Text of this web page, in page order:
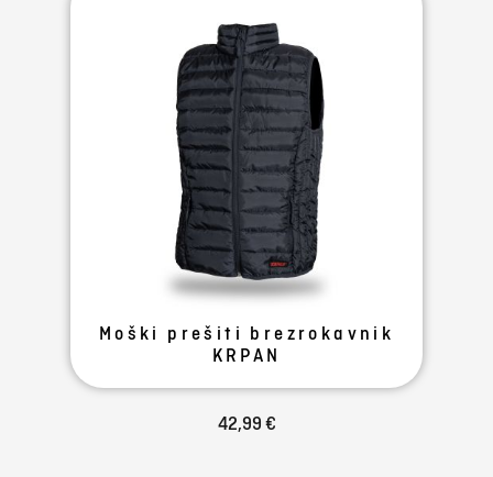
Moški prešiti brezrokavnik
KRPAN
42,99 €